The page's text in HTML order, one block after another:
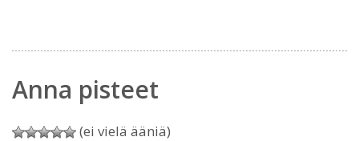
Anna pisteet
(ei vielä ääniä)